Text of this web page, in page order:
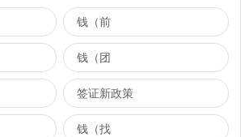
钱（前
钱（团
签证新政策
钱（找